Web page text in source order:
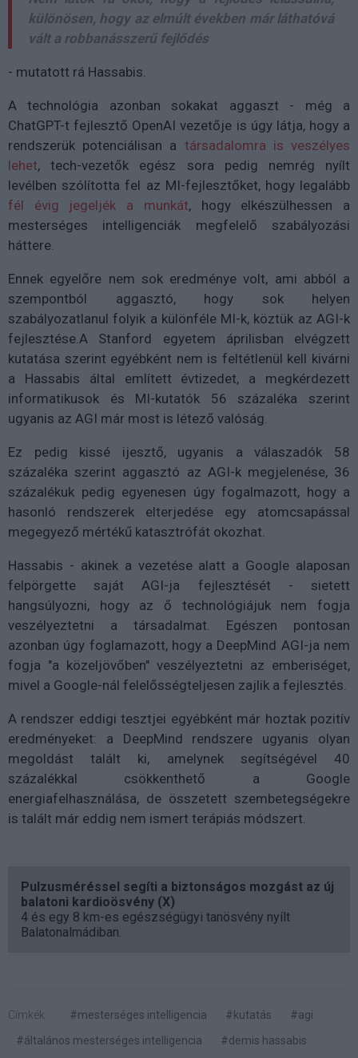
különösen, hogy az elmúlt években már láthatóvá
vált a robbanásszerű fejlődés
- mutatott rá Hassabis.
A technológia azonban sokakat aggaszt - még a
ChatGPT-t fejlesztő OpenAI vezetője is úgy látja, hogy a
rendszerük potenciálisan a társadalomra is veszélyes
lehet, tech-vezetők egész sora pedig nemrég nyílt
levélben szólította fel az MI-fejlesztőket, hogy legalább
fél évig jegeljék a munkát, hogy elkészülhessen a
mesterséges intelligenciák megfelelő szabályozási
háttere.
Ennek egyelőre nem sok eredménye volt, ami abból a
szempontból aggasztó, hogy sok helyen
szabályozatlanul folyik a különféle MI-k, köztük az AGI-k
fejlesztése.A Stanford egyetem áprilisban elvégzett
kutatása szerint egyébként nem is feltétlenül kell kivárni
a Hassabis által említett évtizedet, a megkérdezett
informatikusok és MI-kutatók 56 százaléka szerint
ugyanis az AGI már most is létező valóság.
Ez pedig kissé ijesztő, ugyanis a válaszadók 58
százaléka szerint aggasztó az AGI-k megjelenése, 36
százalékuk pedig egyenesen úgy fogalmazott, hogy a
hasonló rendszerek elterjedése egy atomcsapással
megegyező mértékű katasztrófát okozhat.
Hassabis - akinek a vezetése alatt a Google alaposan
felpörgette saját AGI-ja fejlesztését - sietett
hangsúlyozni, hogy az ő technológiájuk nem fogja
veszélyeztetni a társadalmat. Egészen pontosan
azonban úgy foglamazott, hogy a DeepMind AGI-ja nem
fogja "a közeljövőben" veszélyeztetni az emberiséget,
mivel a Google-nál felelősségteljesen zajlik a fejlesztés.
A rendszer eddigi tesztjei egyébként már hoztak pozitív
eredményeket: a DeepMind rendszere ugyanis olyan
megoldást talált ki, amelynek segítségével 40
százalékkal csökkenthető a Google
energiafelhasználása, de összetett szembetegségekre
is talált már eddig nem ismert terápiás módszert.
Pulzusméréssel segíti a biztonságos mozgást az új
balatoni kardioösvény (X)
4 és egy 8 km-es egészségügyi tanösvény nyílt
Balatonalmádiban.
Címkék: #mesterséges intelligencia #kutatás
#agi
#általános mesterséges intelligencia
#demis hassabis